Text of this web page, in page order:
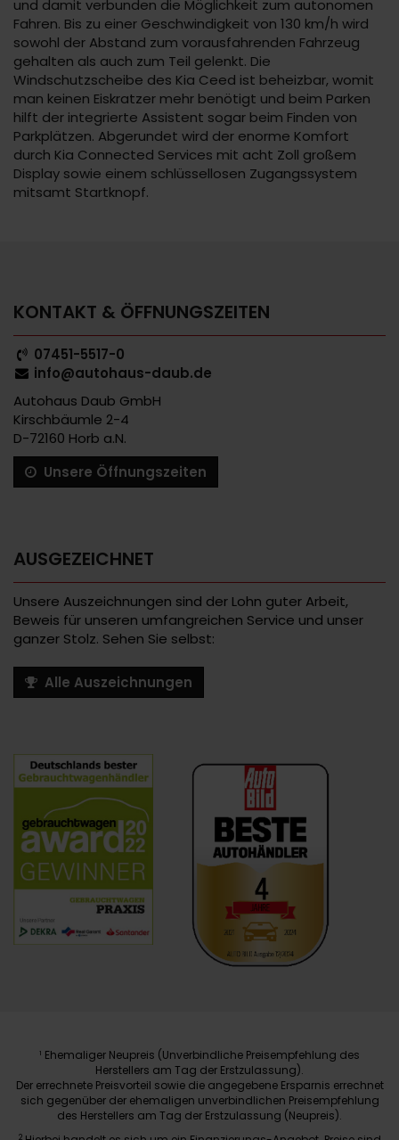
und damit verbunden die Möglichkeit zum autonomen
Fahren. Bis zu einer Geschwindigkeit von 130 km/h wird
sowohl der Abstand zum vorausfahrenden Fahrzeug
gehalten als auch zum Teil gelenkt. Die
Windschutzscheibe des Kia Ceed ist beheizbar, womit
man keinen Eiskratzer mehr benötigt und beim Parken
hilft der integrierte Assistent sogar beim Finden von
Parkplätzen. Abgerundet wird der enorme Komfort
durch Kia Connected Services mit acht Zoll großem
Display sowie einem schlüssellosen Zugangssystem
mitsamt Startknopf.
KONTAKT & ÖFFNUNGSZEITEN
07451-5517-0
info@autohaus-daub.de
Autohaus Daub GmbH
Kirschbäumle 2-4
D-72160 Horb a.N.
Unsere Öffnungszeiten
AUSGEZEICHNET
Unsere Auszeichnungen sind der Lohn guter Arbeit,
Beweis für unseren umfangreichen Service und unser
ganzer Stolz. Sehen Sie selbst:
Alle Auszeichnungen
1 Ehemaliger Neupreis (Unverbindliche Preisempfehlung des
Herstellers am Tag der Erstzulassung).
Der errechnete Preisvorteil sowie die angegebene Ersparnis errechnet
sich gegenüber der ehemaligen unverbindlichen Preisempfehlung
des Herstellers am Tag der Erstzulassung (Neupreis).
2